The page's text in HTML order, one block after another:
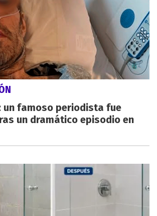
un famoso periodista fue
un dramático episodio en